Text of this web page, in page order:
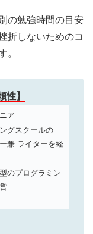
の勉強時間の目安
折しないためのコ
。
性】
ア
グスクールの
兼 ライターを経
のプログラミン